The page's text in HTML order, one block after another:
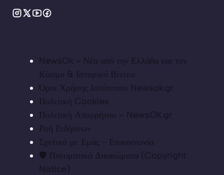
NewsOk - Νέα από την Ελλάδα και τον
Κόσμο & Ιστορικά Βίντεο
Όροι Χρήσης Ιστότοπου Newsok.gr
Πολιτική Cookies
Πολιτική Απορρήτου – NewsOK.gr
Ροή Ειδήσεων
Σχετικά με Εμάς - Επικοινωνία
🛡️ Πνευματικά Δικαιώματα (Copyright
Notice)